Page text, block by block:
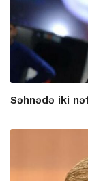
Səhnədə iki